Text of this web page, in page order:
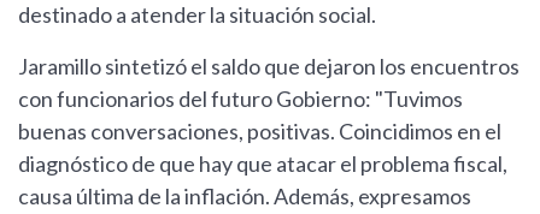
destinado a atender la situación social.
Jaramillo sintetizó el saldo que dejaron los encuentros
con funcionarios del futuro Gobierno: "Tuvimos
buenas conversaciones, positivas. Coincidimos en el
diagnóstico de que hay que atacar el problema fiscal,
causa última de la inflación. Además, expresamos